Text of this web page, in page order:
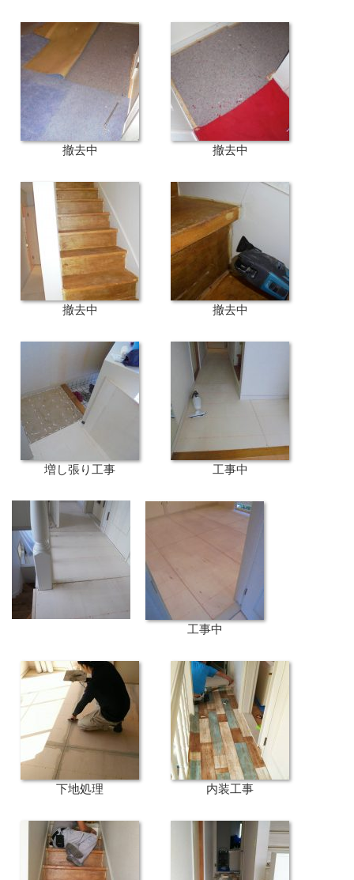
撤去中 撤去中
撤去中 撤去中
増し張り工事 工事中
工事中
下地処理 内装工事